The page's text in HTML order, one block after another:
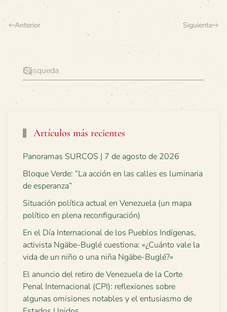
Anterior Siguiente
Artículos más recientes
Panoramas SURCOS | 7 de agosto de 2026
Bloque Verde: “La acción en las calles es luminaria
de esperanza”
Situación política actual en Venezuela (un mapa
político en plena reconfiguración)
En el Día Internacional de los Pueblos Indígenas,
activista Ngäbe-Buglé cuestiona: «¿Cuánto vale la
vida de un niño o una niña Ngäbe-Buglé?»
El anuncio del retiro de Venezuela de la Corte
Penal Internacional (CPI): reflexiones sobre
algunas omisiones notables y el entusiasmo de